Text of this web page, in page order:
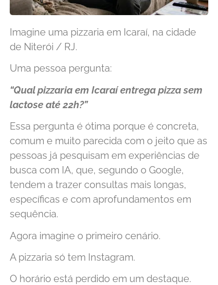
Imagine uma pizzaria em Icaraí, na cidade
de Niterói / RJ.
Uma pessoa pergunta:
“Qual pizzaria em Icaraí entrega pizza sem
lactose até 22h?”
Essa pergunta é ótima porque é concreta,
comum e muito parecida com o jeito que as
pessoas já pesquisam em experiências de
busca com IA, que, segundo o Google,
tendem a trazer consultas mais longas,
específicas e com aprofundamentos em
sequência.
Agora imagine o primeiro cenário.
A pizzaria só tem Instagram.
O horário está perdido em um destaque.